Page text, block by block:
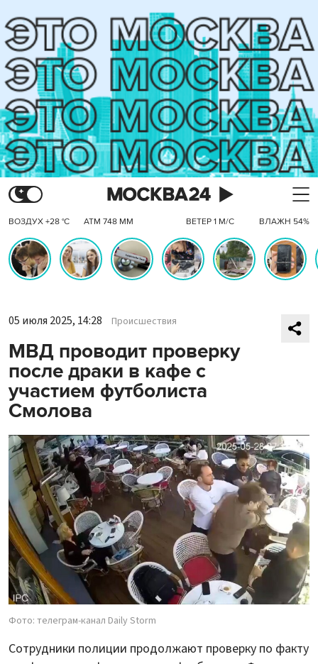
ВОЗДУХ +28 °C АТМ 748 ММ ВЕТЕР 1 М/С ВЛАЖН 54%
05 июля 2025, 14:28 Происшествия
МВД проводит проверку
после драки в кафе с
участием футболиста
Смолова
Фото: телеграм-канал Daily Storm
Сотрудники полиции продолжают проверку по факту